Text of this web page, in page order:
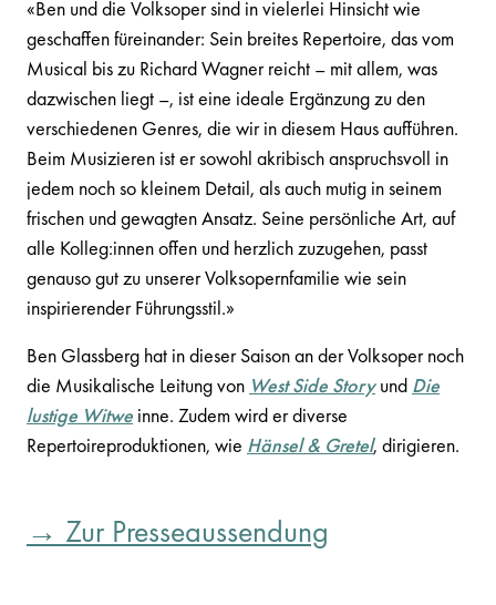
«Ben und die Volksoper sind in vielerlei Hinsicht wie
geschaffen füreinander: Sein breites Repertoire, das vom
Musical bis zu Richard Wagner reicht – mit allem, was
dazwischen liegt –, ist eine ideale Ergänzung zu den
verschiedenen Genres, die wir in diesem Haus aufführen.
Beim Musizieren ist er sowohl akribisch anspruchsvoll in
jedem noch so kleinem Detail, als auch mutig in seinem
frischen und gewagten Ansatz. Seine persönliche Art, auf
alle Kolleg:innen offen und herzlich zuzugehen, passt
genauso gut zu unserer Volksopernfamilie wie sein
inspirierender Führungsstil.»
Ben Glassberg hat in dieser Saison an der Volksoper noch
die Musikalische Leitung von West Side Storyund Die
lustige Witwe inne. Zudem wird er diverse
Repertoireproduktionen, wie Hänsel & Gretel, dirigieren.
→ Zur Presseaussendung